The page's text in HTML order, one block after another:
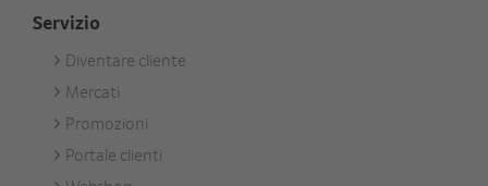
Servizio
Footer
Services
Diventare cliente
Mercati
Promozioni
Portale clienti